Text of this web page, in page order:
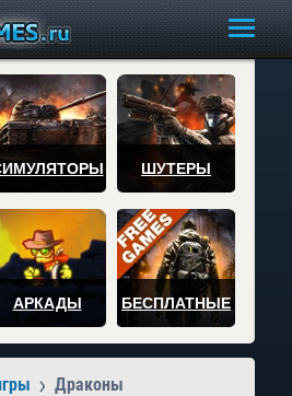
ШУТЕРЫ
АРКАДЫ БЕСПЛАТНЫЕ
Драконы